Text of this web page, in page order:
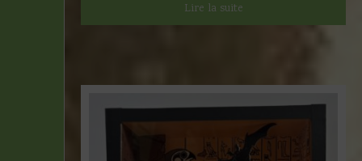
Lire la suite